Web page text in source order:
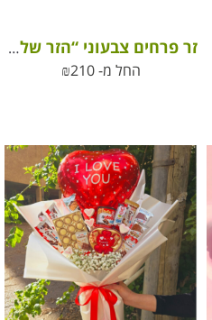
זר פרחים צבעוני “הזר של סופי”
החל מ-
₪210